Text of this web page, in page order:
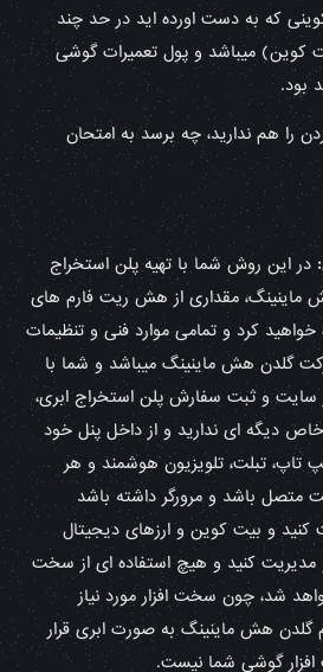
که به دست اورده اید در حد چند
کوین) میباشد و پول تعمیرات گوشی
بود.
را هم ندارید، چه برسد به امتحان
در این روش شما با تهیه پلن استخراج
ماینینگ، مقداری از هش ریت فارم های
کرد و تمامی موارد فنی و تنظیمات
گلدن هش ماینینگ میباشد و شما با
سایت و ثبت سفارش پلن استخراج ابری،
دیگه ای ندارید و از داخل پنل خود
تاپ، تبلت، تلویزیون هوشمند و هر
متصل باشد و مرورگر داشته باشد
کنید و بیت کوین و ارزهای دیجیتال
مدیریت کنید و هیچ استفاده ای از سخت
شد، چون سخت افزار مورد نیاز
گلدن هش ماینینگ به صورت ابری قرار
گوشی شما نیست.